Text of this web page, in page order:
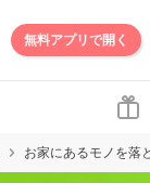
無料アプリで開く
お家にあるモノを